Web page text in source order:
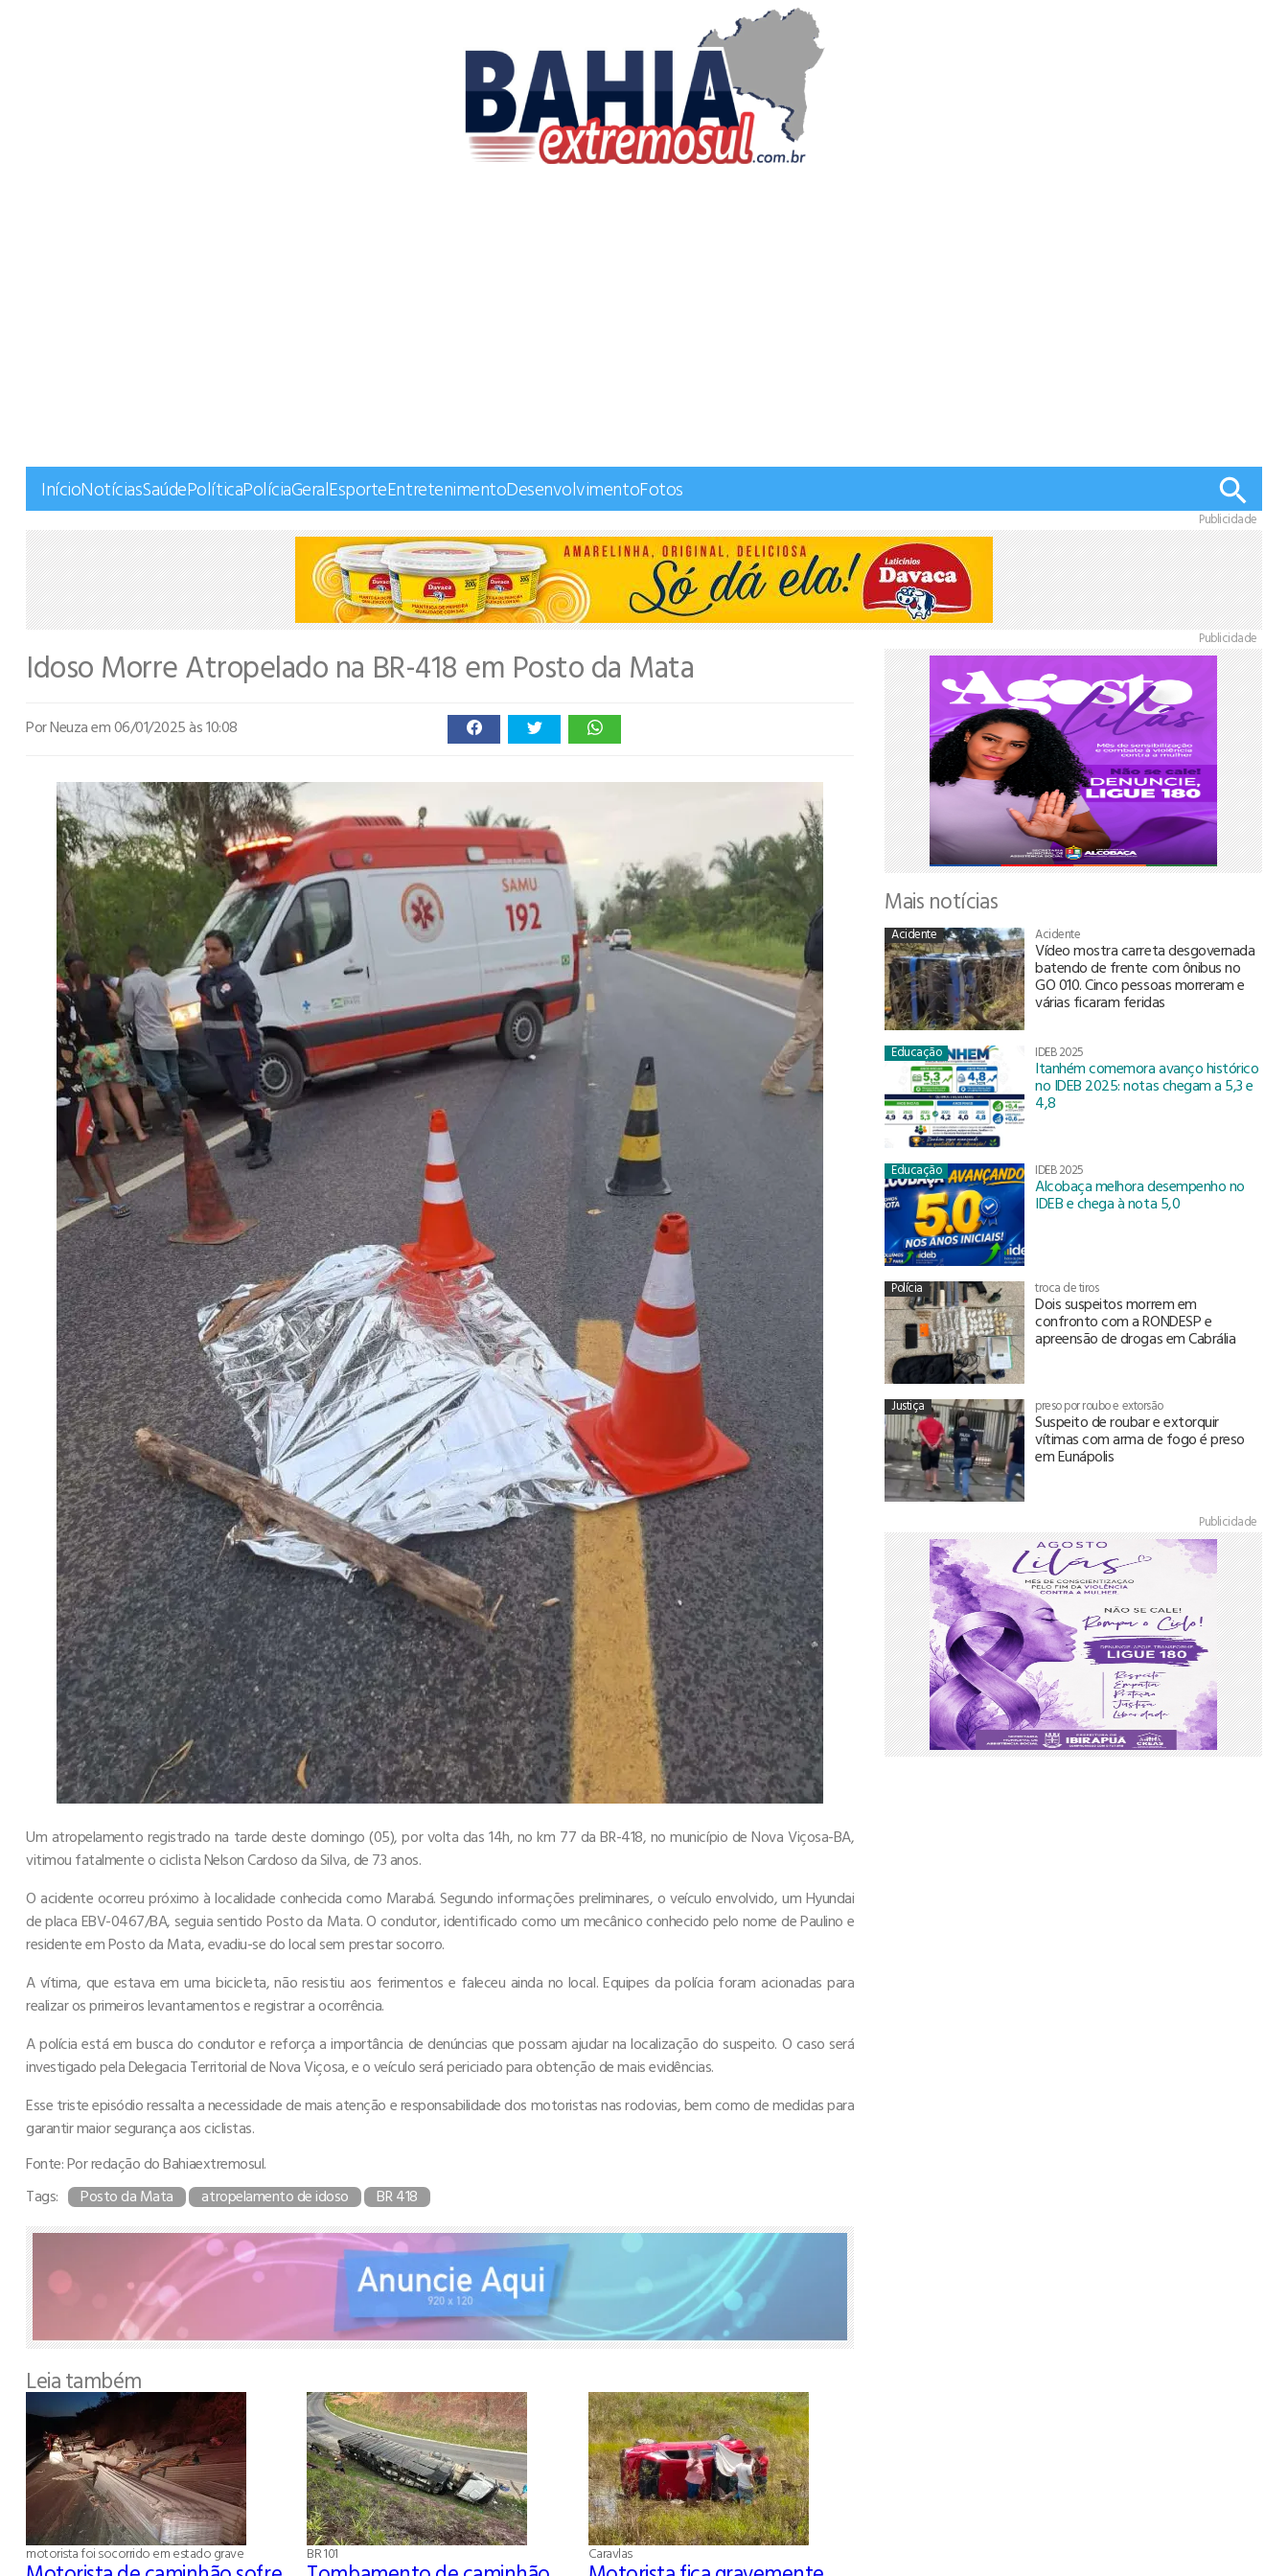
InícioNotíciasSaúdePolíticaPolíciaGeralEsporteEntretenimentoDesenvolvimentoFotos
Publicidade
Idoso Morre Atropelado na BR-418 em Posto da Mata
Por Neuzaem 06/01/2025 às 10:08
Um atropelamento registrado na tarde deste domingo (05), por volta das 14h, no km 77 da BR-418, no município de Nova Viçosa-BA,
vitimou fatalmente o ciclista Nelson Cardoso da Silva, de 73 anos.
O acidente ocorreu próximo à localidade conhecida como Marabá. Segundo informações preliminares, o veículo envolvido, um Hyundai
de placa EBV-0467/BA, seguia sentido Posto da Mata. O condutor, identificado como um mecânico conhecido pelo nome de Paulino e
residente em Posto da Mata, evadiu-se do local sem prestar socorro.
A vítima, que estava em uma bicicleta, não resistiu aos ferimentos e faleceu ainda no local. Equipes da polícia foram acionadas para
realizar os primeiros levantamentos e registrar a ocorrência.
A polícia está em busca do condutor e reforça a importância de denúncias que possam ajudar na localização do suspeito. O caso será
investigado pela Delegacia Territorial de Nova Viçosa, e o veículo será periciado para obtenção de mais evidências.
Esse triste episódio ressalta a necessidade de mais atenção e responsabilidade dos motoristas nas rodovias, bem como de medidas para
garantir maior segurança aos ciclistas.
Fonte: Por redação do Bahiaextremosul.
Tags:
Posto da Mata atropelamento de idoso BR 418
Leia também
motorista foi socorrido em estado grave BR 101 Caravlas
Publicidade
Mais notícias
Acidente Acidente
Vídeo mostra carreta desgovernada
batendo de frente com ônibus no
GO 010. Cinco pessoas morreram e
várias ficaram feridas
Educação IDEB 2025
Itanhém comemora avanço histórico
no IDEB 2025: notas chegam a 5,3 e
4,8
Educação IDEB 2025
Alcobaça melhora desempenho no
IDEB e chega à nota 5,0
Polícia troca de tiros
Dois suspeitos morrem em
confronto com a RONDESP e
apreensão de drogas em Cabrália
Justiça preso por roubo e extorsão
Suspeito de roubar e extorquir
vítimas com arma de fogo é preso
em Eunápolis
Publicidade